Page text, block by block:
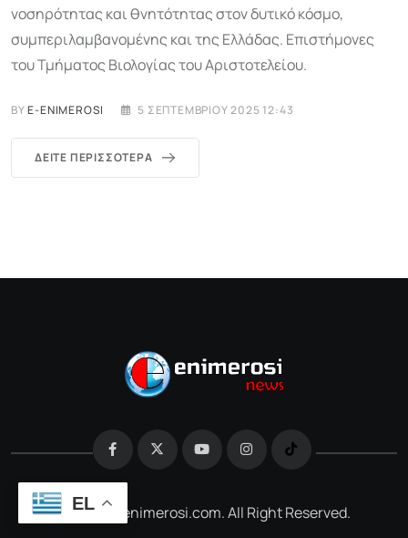
νοσηρότητας και θνητότητας στον δυτικό κόσμο,
συμπεριλαμβανομένης και της Ελλάδας. Επιστήμονες
του Τμήματος Βιολογίας του Αριστοτελείου.
BYE-ENIMEROSI 5 ΣΕΠΤΕΜΒΡΊΟΥ 2025 12:43
ΔΕΊΤΕ ΠΕΡΙΣΣΌΤΕΡΑ
@2026 e-enimerosi.com. All Right Reserved.
EL